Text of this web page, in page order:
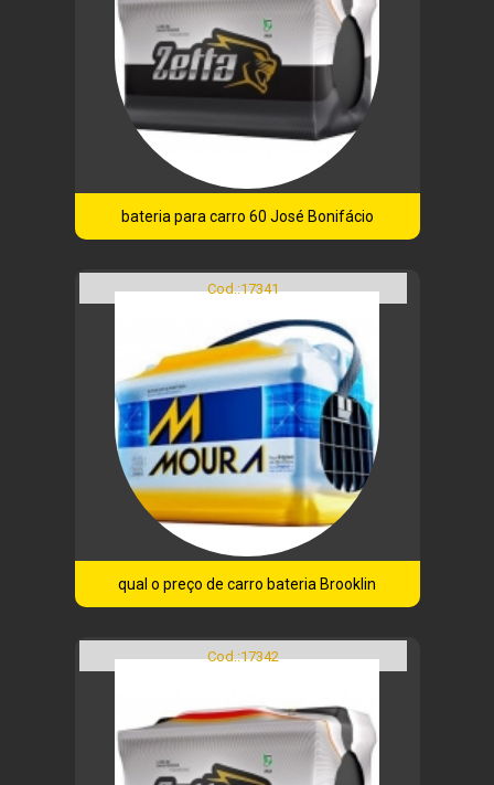
bateria para carro 60 José Bonifácio
Cod.:17341
qual o preço de carro bateria Brooklin
Cod.:17342